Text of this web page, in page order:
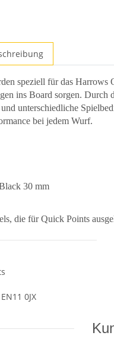
speziell für das
ins Board sorgen. Durch
unterschiedliche
bei jedem Wurf.
30 mm
die für Quick Points
0JX